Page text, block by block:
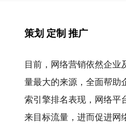
策划 定制 推广
目前，网络营销依然企业
量最大的来源，全面帮助
索引擎排名表现，网络平
来目标流量，进而促进网